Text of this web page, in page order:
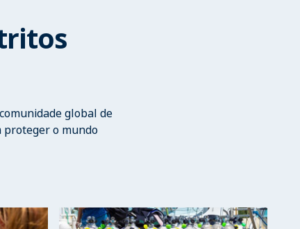
global de
proteger o mundo